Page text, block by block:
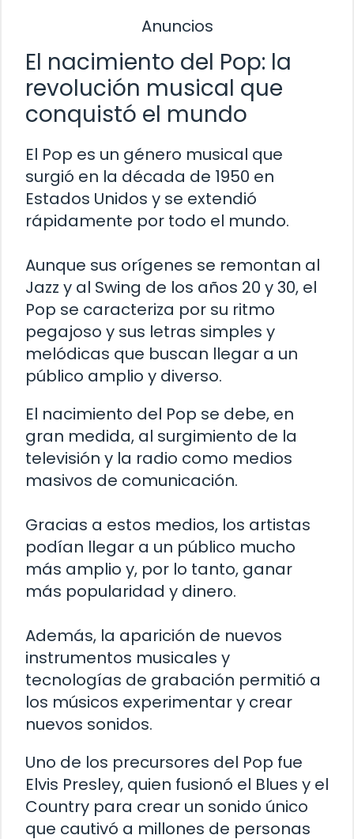
Anuncios
El nacimiento del Pop: la
revolución musical que
conquistó el mundo
El Pop es un género musical que
surgió en la década de 1950 en
Estados Unidos y se extendió
rápidamente por todo el mundo.
Aunque sus orígenes se remontan al
Jazz y al Swing de los años 20 y 30, el
Pop se caracteriza por su ritmo
pegajoso y sus letras simples y
melódicas que buscan llegar a un
público amplio y diverso.
El nacimiento del Pop se debe, en
gran medida, al surgimiento de la
televisión y la radio como medios
masivos de comunicación.
Gracias a estos medios, los artistas
podían llegar a un público mucho
más amplio y, por lo tanto, ganar
más popularidad y dinero.
Además, la aparición de nuevos
instrumentos musicales y
tecnologías de grabación permitió a
los músicos experimentar y crear
nuevos sonidos.
Uno de los precursores del Pop fue
Elvis Presley, quien fusionó el Blues y el
Country para crear un sonido único
que cautivó a millones de personas